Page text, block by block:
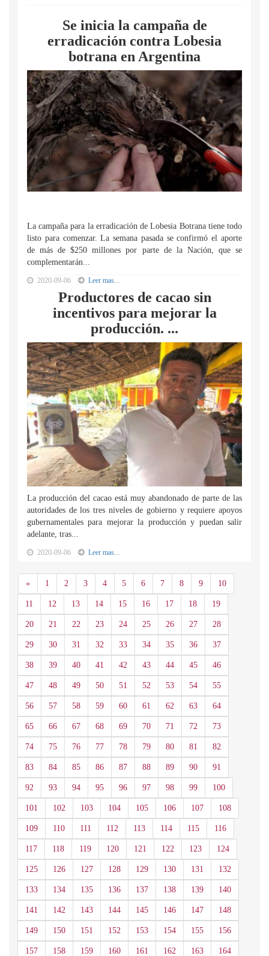
Se inicia la campaña de
erradicación contra Lobesia
botrana en Argentina
La campaña para la erradicación de Lobesia Botrana tiene todo
listo para comenzar. La semana pasada se confirmó el aporte
de más de $250 millones por parte de la Nación, que se
complementarán...
2020-09-06 Leer mas...
Productores de cacao sin
incentivos para mejorar la
producción. ...
La producción del cacao está muy abandonado de parte de las
autoridades de los tres niveles de gobierno y requiere apoyos
gubernamentales para mejorar la producción y puedan salir
adelante, tras...
2020-09-06 Leer mas...
«Anterior
1 2 3 4 5 6 7 8 9 10
11 12 13 14 15 16 17 18 19
20 21 22 23 24 25 26 27 28
29 30 31 32 33 34 35 36 37
38 39 40 41 42 43 44 45 46
47 48 49 50 51 52 53 54 55
56 57 58 59 60 61 62 63 64
65 66 67 68 69 70 71 72 73
74 75 76 77 78 79 80 81 82
83 84 85 86 87 88 89 90 91
92 93 94 95 96 97 98 99 100
101 102 103 104 105 106 107 108
109 110 111 112 113 114 115 116
117 118 119 120 121 122 123 124
125 126 127 128 129 130 131 132
133 134 135 136 137 138 139 140
141 142 143 144 145 146 147 148
149 150 151 152 153 154 155 156
157 158 159 160 161 162 163 164